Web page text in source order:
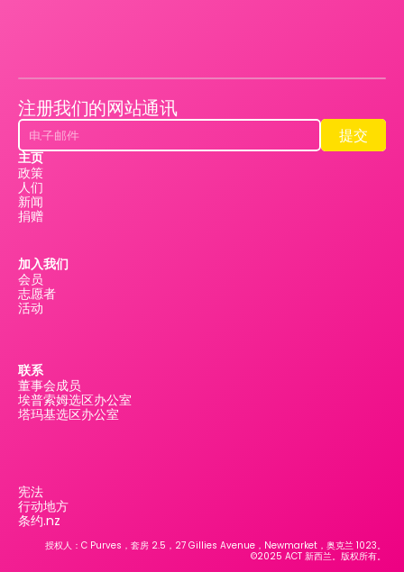
注册我们的网站通讯
提交
提交
主页
政策
人们
新闻
捐赠
加入我们
会员
志愿者
活动
联系
董事会成员
埃普索姆选区办公室
塔玛基选区办公室
宪法
行动地方
条约.nz
授权人：C Purves，套房 2.5，27 Gillies Avenue，Newmarket，奥克兰 1023。
©2025 ACT 新西兰。版权所有。